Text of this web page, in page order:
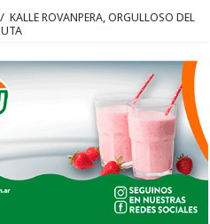
/ KALLE ROVANPERA, ORGULLOSO DEL